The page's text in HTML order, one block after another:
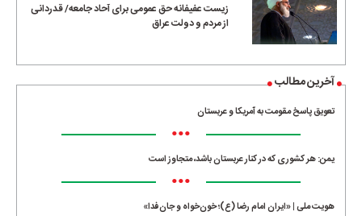
زیست عفیفانه حق عمومی برای آحاد جامعه/ قدردانی
از مردم و دولت عراق
آخرین مطالب
تعویق پاسخ مقومت به آمریکا و عربستان
•••
یمن: هر کشوری که در کنار عربستان باشد، متجاوز است
•••
هویت ملی | «ایران امام رضا (ع)؛ خون‌خواه و جان‌فدا»